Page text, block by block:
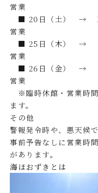
営業
■ 20日（土） → １
営業
■ 25日（木） → ９
営業
■ 26日（金） → ９
営業
※臨時休館・営業時間
ます。
その他
警報発令時や、悪天候
事前予告なしに営業時
があります。
海ほおずきとは